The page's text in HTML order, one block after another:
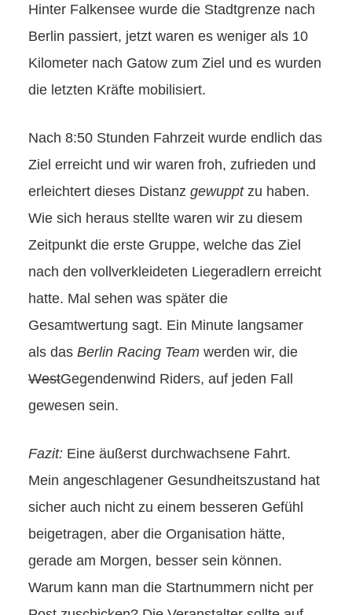
Hinter Falkensee wurde die Stadtgrenze nach
Berlin passiert, jetzt waren es weniger als 10
Kilometer nach Gatow zum Ziel und es wurden
die letzten Kräfte mobilisiert.
Nach 8:50 Stunden Fahrzeit wurde endlich das
Ziel erreicht und wir waren froh, zufrieden und
erleichtert dieses Distanz gewuppt zu haben.
Wie sich heraus stellte waren wir zu diesem
Zeitpunkt die erste Gruppe, welche das Ziel
nach den vollverkleideten Liegeradlern erreicht
hatte. Mal sehen was später die
Gesamtwertung sagt. Ein Minute langsamer
als das Berlin Racing Team werden wir, die
WestGegendenwind Riders, auf jeden Fall
gewesen sein.
Fazit: Eine äußerst durchwachsene Fahrt.
Mein angeschlagener Gesundheitszustand hat
sicher auch nicht zu einem besseren Gefühl
beigetragen, aber die Organisation hätte,
gerade am Morgen, besser sein können.
Warum kann man die Startnummern nicht per